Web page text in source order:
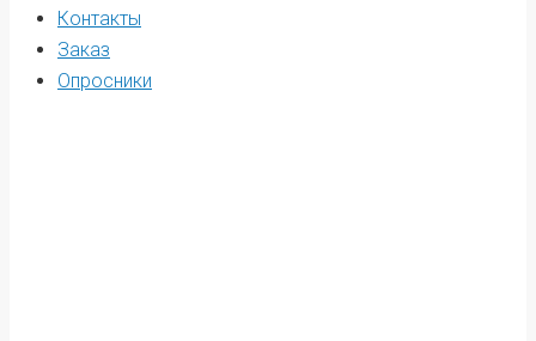
Контакты
Заказ
Опросники